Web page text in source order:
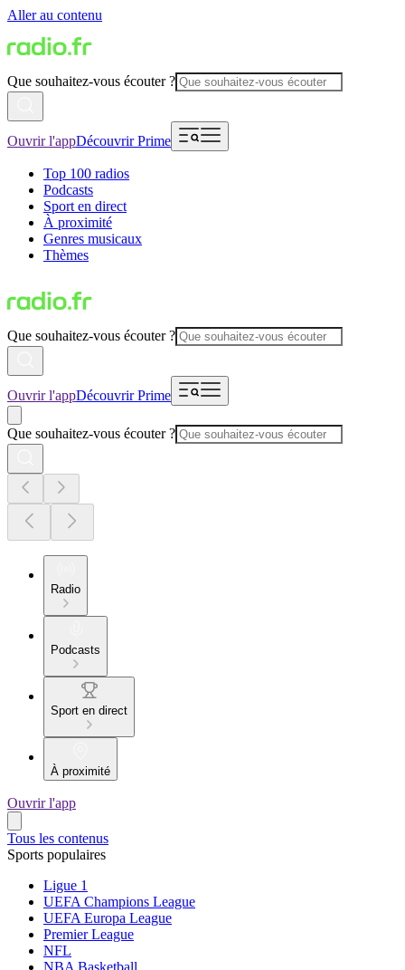
Aller au contenu
Que souhaitez-vous écouter ?
Ouvrir l'appDécouvrir Prime
Top 100 radios
Podcasts
Sport en direct
À proximité
Genres musicaux
Thèmes
Que souhaitez-vous écouter ?
Ouvrir l'appDécouvrir Prime
Que souhaitez-vous écouter ?
Radio
Podcasts
Sport en direct
À proximité
Ouvrir l'app
Tous les contenus
Sports populaires
Ligue 1
UEFA Champions League
UEFA Europa League
Premier League
NFL
NBA Basketball